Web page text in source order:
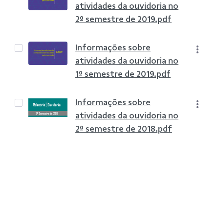
atividades da ouvidoria no
2º semestre de 2019.pdf
Informações sobre
atividades da ouvidoria no
1º semestre de 2019.pdf
Informações sobre
atividades da ouvidoria no
2º semestre de 2018.pdf